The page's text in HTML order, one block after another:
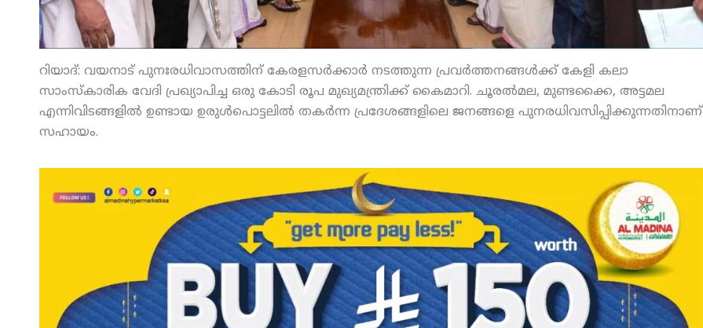
റിയാദ്: വയനാട് പുനഃരധിവാസത്തിന് കേരളസര്‍ക്കാര്‍ നടത്തുന്ന പ്രവര്‍ത്തനങ്ങള്‍ക്ക് കേളി കലാ
സാംസ്‌കാരിക വേദി പ്രഖ്യാപിച്ച ഒരു കോടി രൂപ മുഖ്യമന്ത്രിക്ക് കൈമാറി. ചൂരല്‍മല, മുണ്ടക്കൈ, അട്ടമല
എന്നിവിടങ്ങളില്‍ ഉണ്ടായ ഉരുള്‍പൊട്ടലില്‍ തകര്‍ന്ന പ്രദേശങ്ങളിലെ ജനങ്ങളെ പുനരധിവസിപ്പിക്കുന്നതിനാണ്
സഹായം.